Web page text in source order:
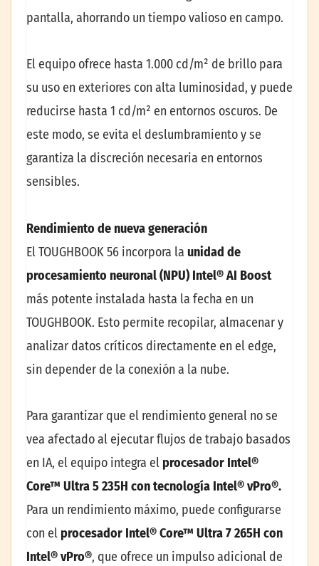
pantalla, ahorrando un tiempo valioso en campo.
El equipo ofrece hasta 1.000 cd/m² de brillo para
su uso en exteriores con alta luminosidad, y puede
reducirse hasta 1 cd/m² en entornos oscuros. De
este modo, se evita el deslumbramiento y se
garantiza la discreción necesaria en entornos
sensibles.
Rendimiento de nueva generación
El TOUGHBOOK 56 incorpora la unidad de
procesamiento neuronal (NPU) Intel® AI Boost
más potente instalada hasta la fecha en un
TOUGHBOOK. Esto permite recopilar, almacenar y
analizar datos críticos directamente en el edge,
sin depender de la conexión a la nube.
Para garantizar que el rendimiento general no se
vea afectado al ejecutar flujos de trabajo basados
en IA, el equipo integra el procesador Intel®
Core™ Ultra 5 235H con tecnología Intel® vPro®.
Para un rendimiento máximo, puede configurarse
con el procesador Intel® Core™ Ultra 7 265H con
Intel® vPro®, que ofrece un impulso adicional de